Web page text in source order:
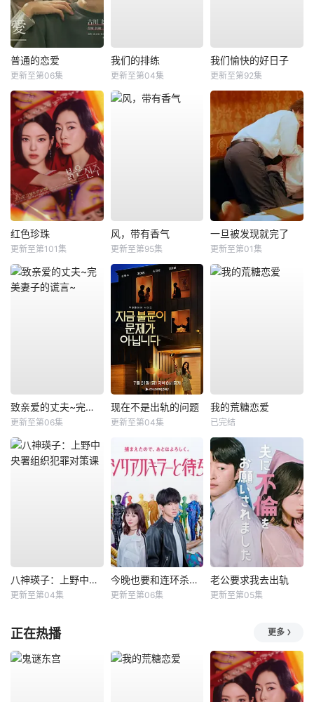
普通的恋爱
更新至第06集
我们的排练
更新至第04集
我们愉快的好日子
更新至第92集
红色珍珠
更新至第101集
风，带有香气
更新至第95集
一旦被发现就完了
更新至第01集
致亲爱的丈夫~完美妻子的谎言~
更新至第06集
现在不是出轨的问题
更新至第04集
我的荒糖恋爱
已完结
八神瑛子：上野中央署组织犯罪对策课
更新至第04集
今晚也要和连环杀手约会
更新至第06集
老公要求我去出轨
更新至第05集
正在热播 更多